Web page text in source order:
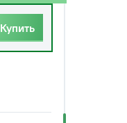
Купить